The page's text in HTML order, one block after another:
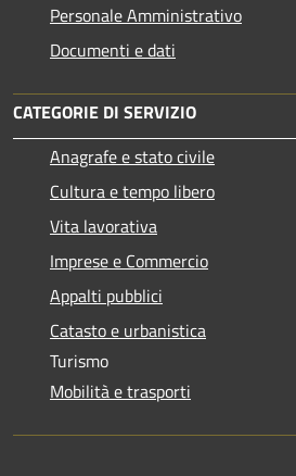
Personale Amministrativo
Documenti e dati
CATEGORIE DI SERVIZIO
Anagrafe e stato civile
Cultura e tempo libero
Vita lavorativa
Imprese e Commercio
Appalti pubblici
Catasto e urbanistica
Turismo
Mobilità e trasporti